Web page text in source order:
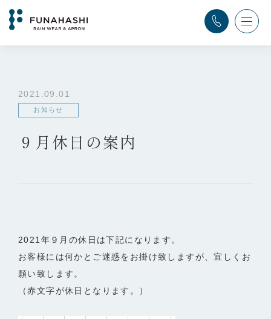
TOP
2021.09.01
お知らせ
９月休日の案内
2021年９月の休日は下記になります。
お客様には何かとご迷惑をお掛け致しますが、宜しくお
願い致します。
（赤文字が休日となります。）